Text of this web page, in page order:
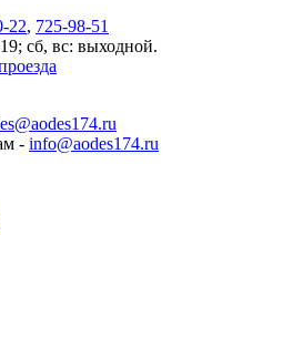
22, 725-98-51
сб, вс: выходной.
- info@aodes174.ru